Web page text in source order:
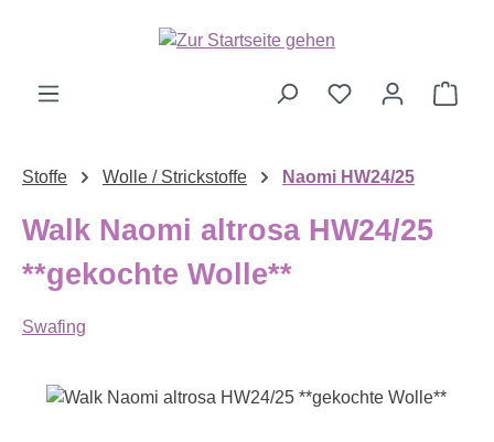
Zum Hauptinhalt springen
Stoffe Wolle / Strickstoffe Naomi HW24/25
Walk Naomi altrosa HW24/25
**gekochte Wolle**
Swafing
Bildergalerie überspringen